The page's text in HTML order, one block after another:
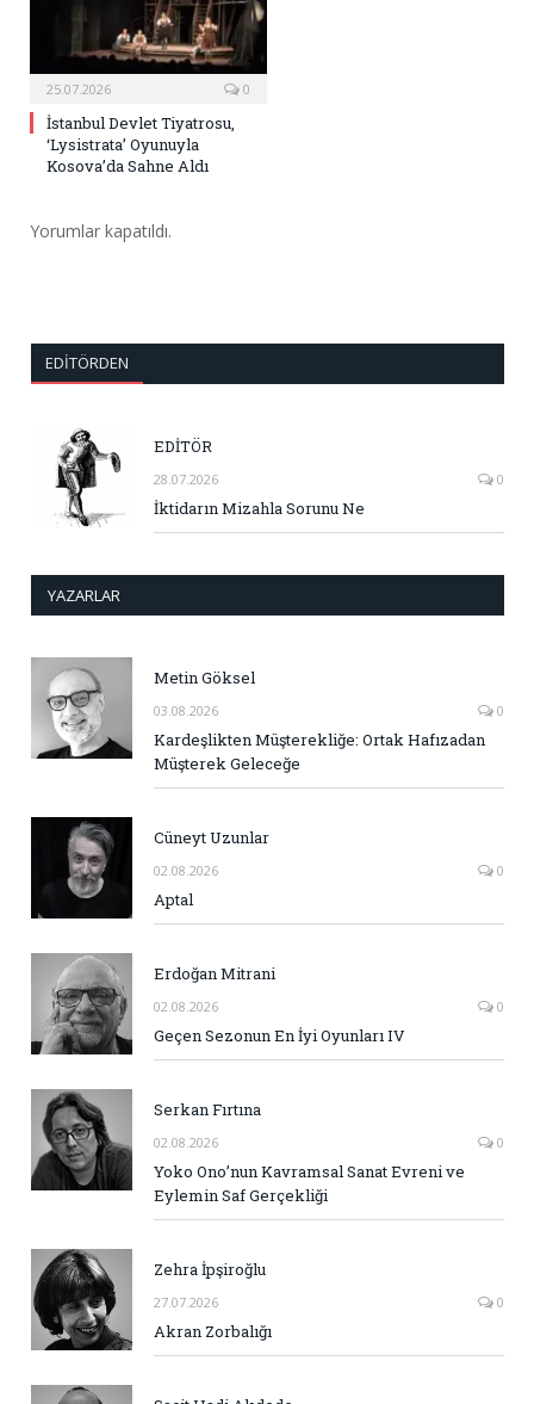
25.07.2026 0
İstanbul Devlet Tiyatrosu,
‘Lysistrata’ Oyunuyla
Kosova’da Sahne Aldı
Yorumlar kapatıldı.
EDITÖRDEN
EDİTÖR
28.07.2026 0
İktidarın Mizahla Sorunu Ne
YAZARLAR
Metin Göksel
03.08.2026 0
Kardeşlikten Müşterekliğe: Ortak Hafızadan
Müşterek Geleceğe
Cüneyt Uzunlar
02.08.2026 0
Aptal
Erdoğan Mitrani
02.08.2026 0
Geçen Sezonun En İyi Oyunları IV
Serkan Fırtına
02.08.2026 0
Yoko Ono’nun Kavramsal Sanat Evreni ve
Eylemin Saf Gerçekliği
Zehra İpşiroğlu
27.07.2026 0
Akran Zorbalığı